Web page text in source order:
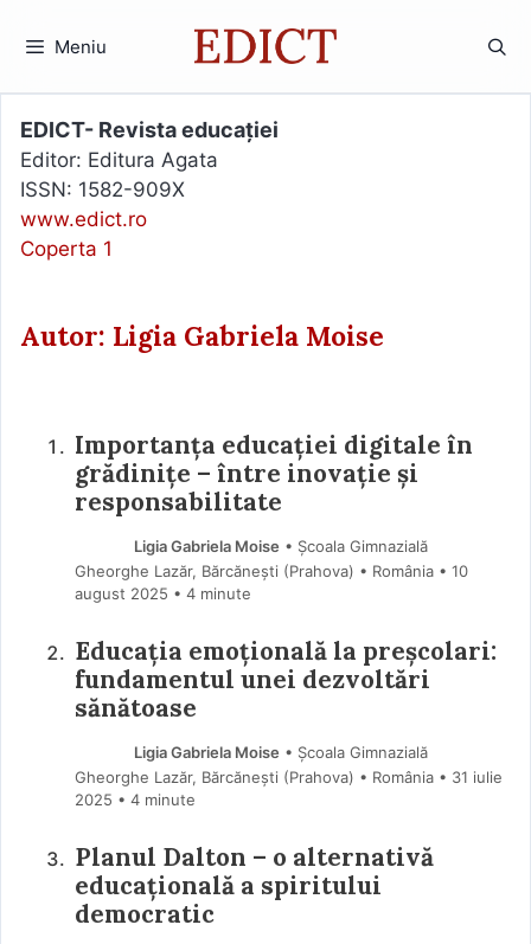
Meniu
EDICT- Revista educației
Editor: Editura Agata
ISSN: 1582-909X
www.edict.ro
Coperta 1
Autor: Ligia Gabriela Moise
Importanța educației digitale în
grădinițe – între inovație și
responsabilitate
Ligia Gabriela Moise • Școala Gimnazială
Gheorghe Lazăr, Bărcănești (Prahova) • România
10
august 2025 • 4 minute
Educația emoțională la preșcolari:
fundamentul unei dezvoltări
sănătoase
Ligia Gabriela Moise • Școala Gimnazială
Gheorghe Lazăr, Bărcănești (Prahova) • România
31 iulie
2025 • 4 minute
Planul Dalton – o alternativă
educațională a spiritului
democratic